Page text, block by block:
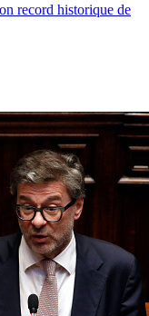
record historique de